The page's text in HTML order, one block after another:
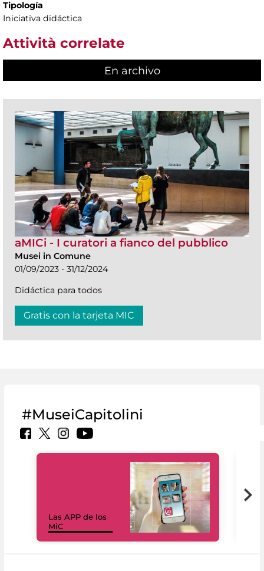
Tipología
Iniciativa didáctica
Attività correlate
En archivo
aMICi - I curatori a fianco del pubblico
Musei in Comune
01/09/2023 - 31/12/2024
Didáctica para todos
Gratis con la tarjeta MIC
#MuseiCapitolini
Las APP de los
MiC